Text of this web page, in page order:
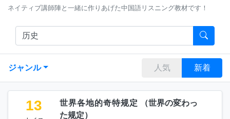
ネイティブ講師陣と一緒に作りあげた中国語リスニング教材です！
ジャンル 人気 新着
13 世界各地的奇特规定 （世界の変わっ
た规定）